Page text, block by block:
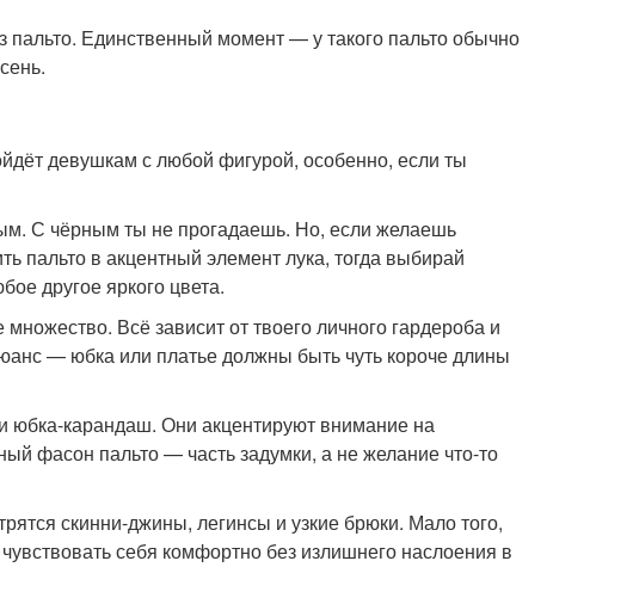
Единственный момент — у такого пальто обычно
девушкам с любой фигурой, особенно, если ты
С чёрным ты не прогадаешь. Но, если желаешь
пальто в акцентный элемент лука, тогда выбирай
другое яркого цвета.
Всё зависит от твоего личного гардероба и
— юбка или платье должны быть чуть короче длины
юбка-карандаш. Они акцентируют внимание на
фасон пальто — часть задумки, а не желание что-то
скинни-джины, легинсы и узкие брюки. Мало того,
себя комфортно без излишнего наслоения в